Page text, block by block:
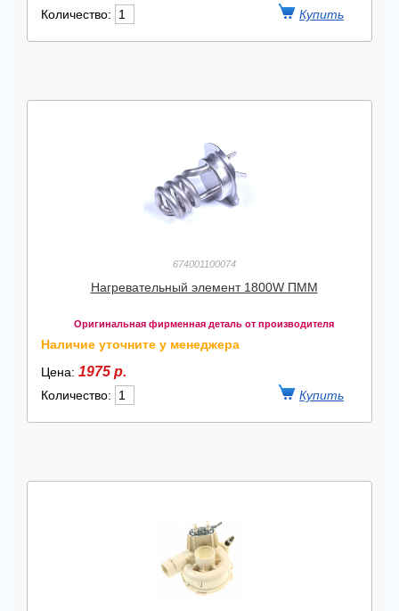
Количество:
674001100074
Нагревательный элемент 1800W ПММ
Оригинальная фирменная деталь от производителя
Наличие уточните у менеджера
Цена: 1975 р.
Количество: